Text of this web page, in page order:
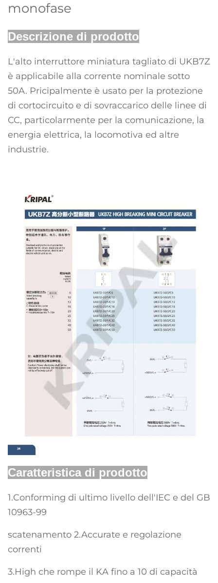
monofase
Descrizione di prodotto
L'alto interruttore miniatura tagliato di UKB7Z
è applicabile alla corrente nominale sotto
50A. Pricipalmente è usato per la protezione
di cortocircuito e di sovraccarico delle linee di
CC, particolarmente per la comunicazione, la
energia elettrica, la locomotiva ed altre
industrie.
Caratteristica di prodotto
1.Conforming di ultimo livello dell'IEC e del GB
10963-99
scatenamento 2.Accurate e regolazione
correnti
3.High che rompe il KA fino a 10 di capacità